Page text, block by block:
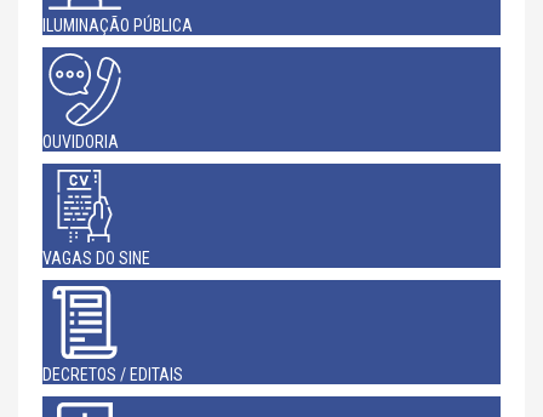
ILUMINAÇÃO PÚBLICA
OUVIDORIA
VAGAS DO SINE
DECRETOS / EDITAIS